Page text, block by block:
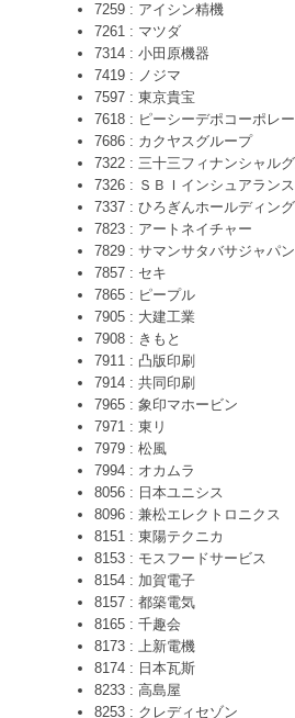
7259 : アイシン精機
7261 : マツダ
7314 : 小田原機器
7419 : ノジマ
7597 : 東京貴宝
7618 : ピーシーデポコーポレ
7686 : カクヤスグループ
7322 : 三十三フィナンシャル
7326 : ＳＢＩインシュアラン
7337 : ひろぎんホールディン
7823 : アートネイチャー
7829 : サマンサタバサジャパ
7857 : セキ
7865 : ピープル
7905 : 大建工業
7908 : きもと
7911 : 凸版印刷
7914 : 共同印刷
7965 : 象印マホービン
7971 : 東リ
7979 : 松風
7994 : オカムラ
8056 : 日本ユニシス
8096 : 兼松エレクトロニクス
8151 : 東陽テクニカ
8153 : モスフードサービス
8154 : 加賀電子
8157 : 都築電気
8165 : 千趣会
8173 : 上新電機
8174 : 日本瓦斯
8233 : 高島屋
8253 : クレディセゾン